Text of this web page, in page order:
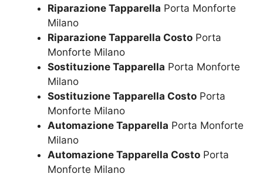
Riparazione Tapparella Porta Monforte
Milano
Riparazione Tapparella Costo Porta
Monforte Milano
Sostituzione Tapparella Porta Monforte
Milano
Sostituzione Tapparella Costo Porta
Monforte Milano
Automazione Tapparella Porta Monforte
Milano
Automazione Tapparella Costo Porta
Monforte Milano